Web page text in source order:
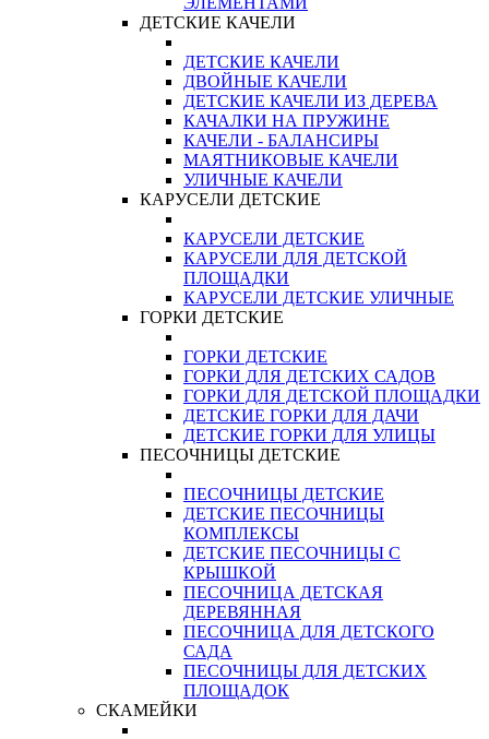
ДЕТСКИЕ КАЧЕЛИ
ДЕТСКИЕ КАЧЕЛИ
ДВОЙНЫЕ КАЧЕЛИ
ДЕТСКИЕ КАЧЕЛИ ИЗ ДЕРЕВА
КАЧАЛКИ НА ПРУЖИНЕ
КАЧЕЛИ - БАЛАНСИРЫ
МАЯТНИКОВЫЕ КАЧЕЛИ
УЛИЧНЫЕ КАЧЕЛИ
КАРУСЕЛИ ДЕТСКИЕ
КАРУСЕЛИ ДЕТСКИЕ
КАРУСЕЛИ ДЛЯ ДЕТСКОЙ
ПЛОЩАДКИ
КАРУСЕЛИ ДЕТСКИЕ УЛИЧНЫЕ
ГОРКИ ДЕТСКИЕ
ГОРКИ ДЕТСКИЕ
ГОРКИ ДЛЯ ДЕТСКИХ САДОВ
ГОРКИ ДЛЯ ДЕТСКОЙ ПЛОЩАДКИ
ДЕТСКИЕ ГОРКИ ДЛЯ ДАЧИ
ДЕТСКИЕ ГОРКИ ДЛЯ УЛИЦЫ
ПЕСОЧНИЦЫ ДЕТСКИЕ
ПЕСОЧНИЦЫ ДЕТСКИЕ
ДЕТСКИЕ ПЕСОЧНИЦЫ
КОМПЛЕКСЫ
ДЕТСКИЕ ПЕСОЧНИЦЫ С
КРЫШКОЙ
ПЕСОЧНИЦА ДЕТСКАЯ
ДЕРЕВЯННАЯ
ПЕСОЧНИЦА ДЛЯ ДЕТСКОГО
САДА
ПЕСОЧНИЦЫ ДЛЯ ДЕТСКИХ
ПЛОЩАДОК
СКАМЕЙКИ